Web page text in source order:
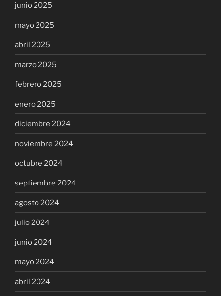
junio 2025
mayo 2025
abril 2025
marzo 2025
febrero 2025
enero 2025
diciembre 2024
noviembre 2024
octubre 2024
septiembre 2024
agosto 2024
julio 2024
junio 2024
mayo 2024
abril 2024